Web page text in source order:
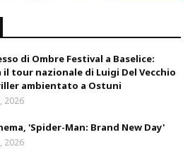
di Ombre Festival a Baselice:
tour nazionale di Luigi Del Vecchio
ambientato a Ostuni
2026
'Spider-Man: Brand New Day'
2026